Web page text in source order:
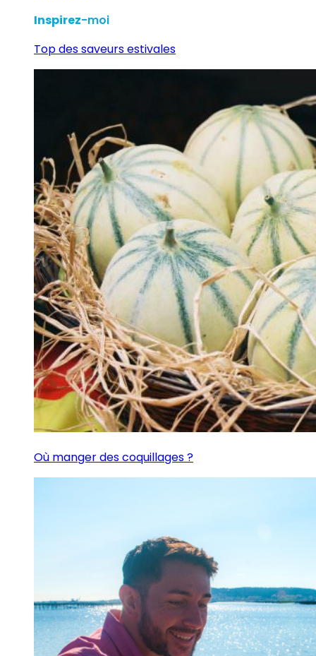
Inspirez-moi
Top des saveurs estivales
Où manger des coquillages ?